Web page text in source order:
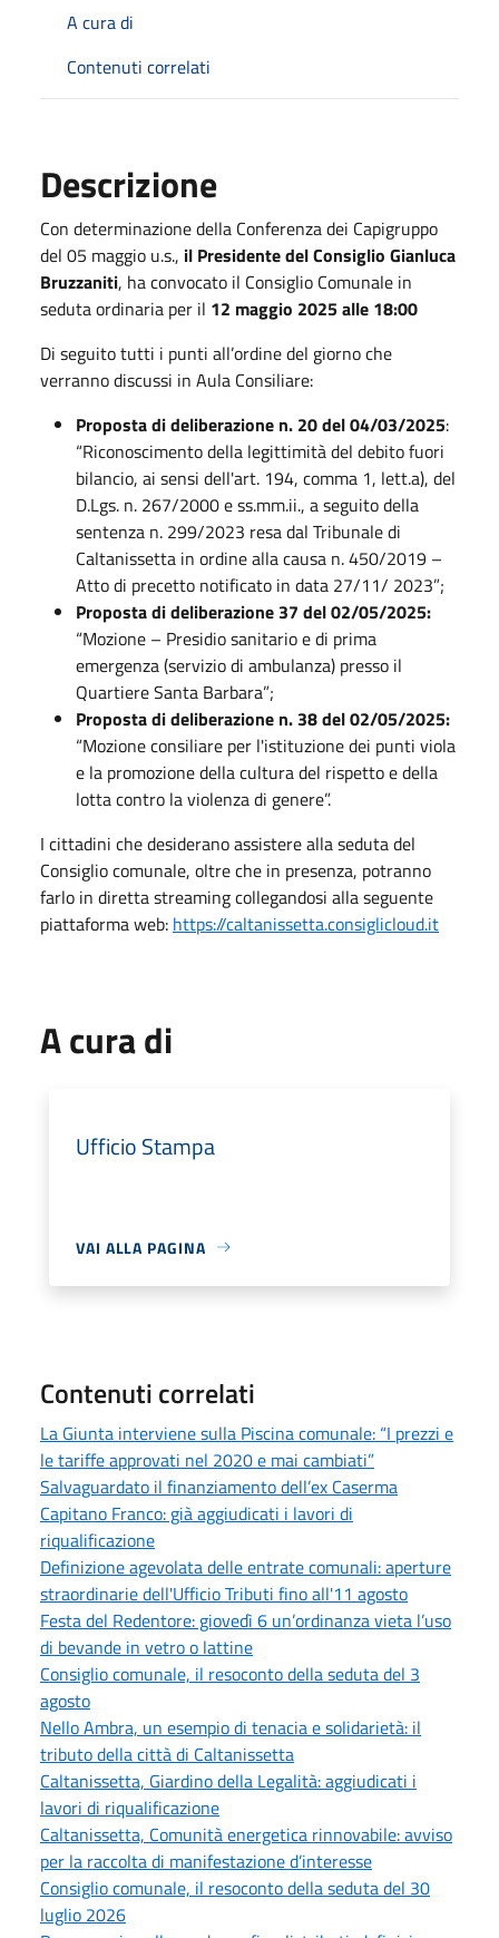
A cura di
Contenuti correlati
Descrizione
Con determinazione della Conferenza dei Capigruppo
del 05 maggio u.s., il Presidente del Consiglio Gianluca
Bruzzaniti, ha convocato il Consiglio Comunale in
seduta ordinaria per il 12 maggio 2025alle 18:00
Di seguito tutti i punti all’ordine del giorno che
verranno discussi in Aula Consiliare:
Proposta di deliberazione n. 20 del 04/03/2025:
“Riconoscimento della legittimità del debito fuori
bilancio, ai sensi dell'art. 194, comma 1, lett.a), del
D.Lgs. n. 267/2000 e ss.mm.ii., a seguito della
sentenza n. 299/2023 resa dal Tribunale di
Caltanissetta in ordine alla causa n. 450/2019 –
Atto di precetto notificato in data 27/11/ 2023”;
Proposta di deliberazione 37 del 02/05/2025:
“Mozione – Presidio sanitario e di prima
emergenza (servizio di ambulanza) presso il
Quartiere Santa Barbara”;
Proposta di deliberazione n. 38 del 02/05/2025:
“Mozione consiliare per l'istituzione dei punti viola
e la promozione della cultura del rispetto e della
lotta contro la violenza di genere”.
I cittadini che desiderano assistere alla seduta del
Consiglio comunale, oltre che in presenza, potranno
farlo in diretta streaming collegandosi alla seguente
piattaforma web: https://caltanissetta.consiglicloud.it
A cura di
Ufficio Stampa
VAI ALLA PAGINA
Contenuti correlati
La Giunta interviene sulla Piscina comunale: “I prezzi e
le tariffe approvati nel 2020 e mai cambiati”
Salvaguardato il finanziamento dell’ex Caserma
Capitano Franco: già aggiudicati i lavori di
riqualificazione
Definizione agevolata delle entrate comunali: aperture
straordinarie dell'Ufficio Tributi fino all'11 agosto
Festa del Redentore: giovedì 6 un’ordinanza vieta l’uso
di bevande in vetro o lattine
Consiglio comunale, il resoconto della seduta del 3
agosto
Nello Ambra, un esempio di tenacia e solidarietà: il
tributo della città di Caltanissetta
Caltanissetta, Giardino della Legalità: aggiudicati i
lavori di riqualificazione
Caltanissetta, Comunità energetica rinnovabile: avviso
per la raccolta di manifestazione d’interesse
Consiglio comunale, il resoconto della seduta del 30
luglio 2026